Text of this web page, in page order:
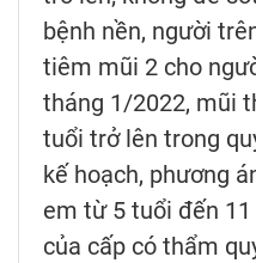
bệnh nền, người
tiêm mũi 2 cho
tháng 1/2022, mũi
tuổi trở lên trong
kế hoạch, phương
em từ 5 tuổi đến
của cấp có thẩm